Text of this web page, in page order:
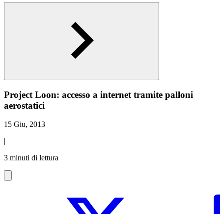
Project Loon: accesso a internet tramite palloni
aerostatici
15 Giu, 2013
|
3 minuti di lettura